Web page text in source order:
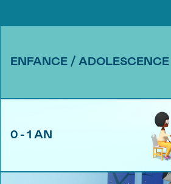
ENFANCE / ADOLESCENCE
0 - 1 AN